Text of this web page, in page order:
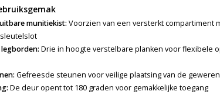
munitiekist: Voorzien van een versterkt compartiment
Drie in hoogte verstelbare planken voor flexibele
Gefreesde steunen voor veilige plaatsing van de geweren
De deur opent tot 180 graden voor gemakkelijke toegang